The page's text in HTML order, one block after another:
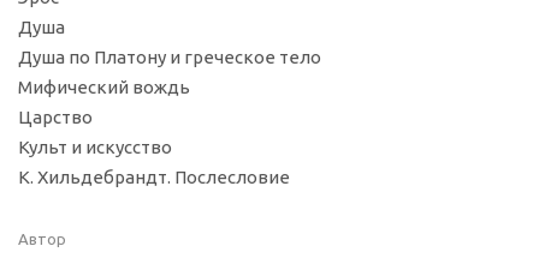
Душа
Душа по Платону и греческое тело
Мифический вождь
Царство
Культ и искусство
К. Хильдебрандт. Послесловие
Автор